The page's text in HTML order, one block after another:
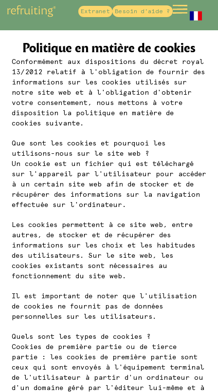
Extranet Besoin d'aide ?
Politique en matière de cookies
Conformément aux dispositions du décret royal
13/2012 relatif à l'obligation de fournir des
informations sur les cookies utilisés sur
notre site web et à l'obligation d'obtenir
votre consentement, nous mettons à votre
disposition la politique en matière de
cookies suivante.
Que sont les cookies et pourquoi les
utilisons-nous sur le site web ?
Un cookie est un fichier qui est téléchargé
sur l'appareil par l'utilisateur pour accéder
à un certain site web afin de stocker et de
récupérer des informations sur la navigation
effectuée sur l'ordinateur.
Les cookies permettent à ce site web, entre
autres, de stocker et de récupérer des
informations sur les choix et les habitudes
des utilisateurs. Sur le site web, les
cookies existants sont nécessaires au
fonctionnement du site web.
Il est important de noter que l'utilisation
de cookies ne fournit pas de données
personnelles sur les utilisateurs.
Quels sont les types de cookies ?
Cookies de première partie ou de tierce
partie : les cookies de première partie sont
ceux qui sont envoyés à l'équipement terminal
de l'utilisateur à partir d'un ordinateur ou
d'un domaine géré par l'éditeur lui-même et à